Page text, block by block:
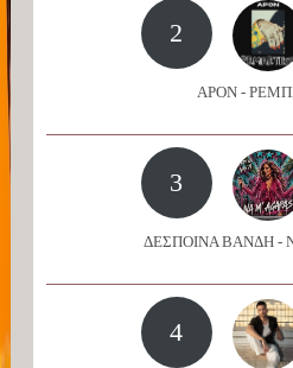
2
APON -
3
ΔΕΣΠΟΙΝΑ ΒΑΝΔΗ -
4